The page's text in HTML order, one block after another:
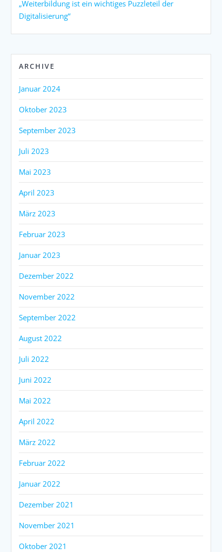
„Weiterbildung ist ein wichtiges Puzzleteil der
Digitalisierung“
ARCHIVE
Januar 2024
Oktober 2023
September 2023
Juli 2023
Mai 2023
April 2023
März 2023
Februar 2023
Januar 2023
Dezember 2022
November 2022
September 2022
August 2022
Juli 2022
Juni 2022
Mai 2022
April 2022
März 2022
Februar 2022
Januar 2022
Dezember 2021
November 2021
Oktober 2021